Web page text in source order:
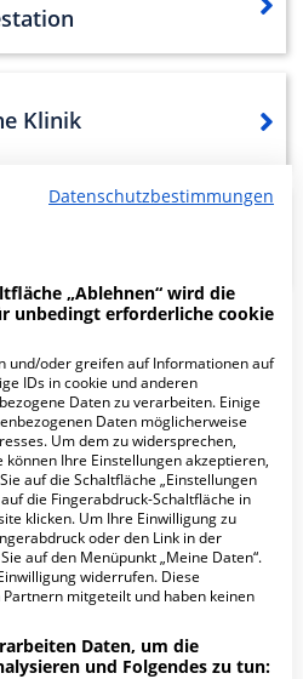
Klinik
Datenschutzbestimmungen
„Ablehnen“ wird die
unbedingt erforderliche cookie
und/oder greifen auf Informationen auf
IDs in cookie und anderen
Daten zu verarbeiten. Einige
Daten möglicherweise
Um dem zu widersprechen,
können Ihre Einstellungen akzeptieren,
auf die Schaltfläche „Einstellungen
die Fingerabdruck-Schaltfläche in
klicken. Um Ihre Einwilligung zu
oder den Link in der
auf den Menüpunkt „Meine Daten“.
widerrufen. Diese
mitgeteilt und haben keinen
Daten, um die
und Folgendes zu tun: